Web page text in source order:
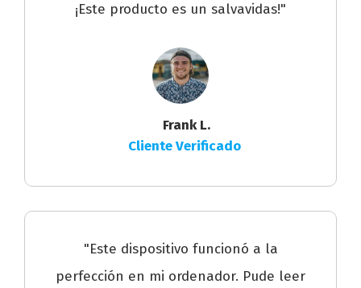
¡Este producto es un salvavidas!"
Frank L.
Cliente Verificado
"Este dispositivo funcionó a la
perfección en mi ordenador. Pude leer